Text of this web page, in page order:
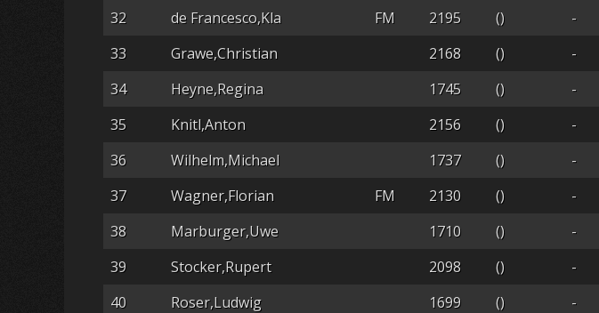
32
de Francesco,Kla FM 2195 () -
33
Grawe,Christian 2168 () -
34
Heyne,Regina 1745 () -
35
Knitl,Anton 2156 () -
36
Wilhelm,Michael 1737 () -
37
Wagner,Florian FM 2130 () -
38
Marburger,Uwe 1710 () -
39
Stocker,Rupert 2098 () -
40
Roser,Ludwig 1699 () -